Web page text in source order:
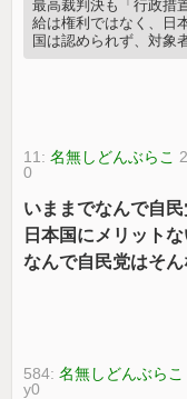
最高裁判決も「行政措
給は権利ではなく、日
国は認められず、対象
11:名無しどんぶらこ
0
いままでなんで自
日本国にメリット
なんで自民党はそ
584:名無しどんぶらこ
y0